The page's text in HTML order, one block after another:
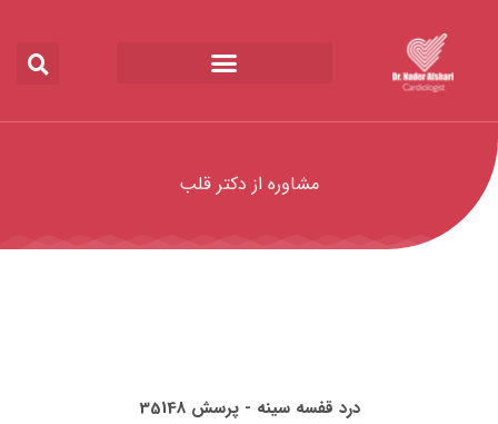
مشاوره از دکتر قلب
درد قفسه سینه - پرسش 35148